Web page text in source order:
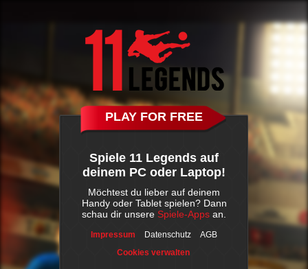
PLAY FOR FREE
Spiele 11 Legends auf
deinem PC oder Laptop!
Möchtest du lieber auf deinem
Handy oder Tablet spielen? Dann
schau dir unsere Spiele-Apps an.
Impressum Datenschutz
AGB
Cookies verwalten